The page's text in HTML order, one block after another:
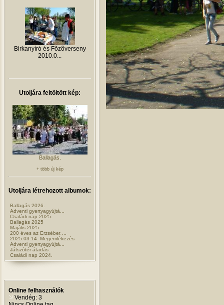
Birkanyíró és Fõzõverseny
2010.0...
Utoljára feltöltött kép:
Ballagás.
+ több új kép
Utoljára létrehozott albumok:
Ballagás 2026.
Adventi gyertyagyújtá...
Családi nap 2025.
Ballagás 2025
Majális 2025
200 éves az Erzsébet ...
2025.03.14. Megemlékezés
Adventi gyertyagyújtá...
Játszótér átadás.
Családi nap 2024.
Online felhasználók
Vendég: 3